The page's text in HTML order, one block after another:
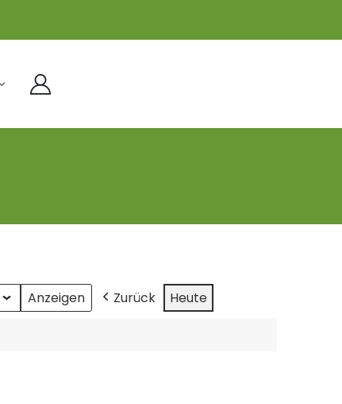
Zurück Heute